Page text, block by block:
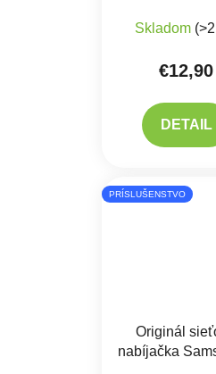
Skladom
€12,90
DETAIL
PRÍSLUŠENSTVO
Originál
nabíjačka